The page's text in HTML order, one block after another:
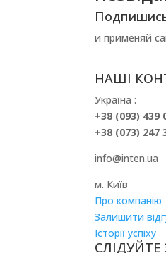
и применяй
НАШІ
Україна :
+38 (093) 439
+38 (073) 247
info@inten.ua
м. Київ
Про компанію
Залишити
Історії успіху